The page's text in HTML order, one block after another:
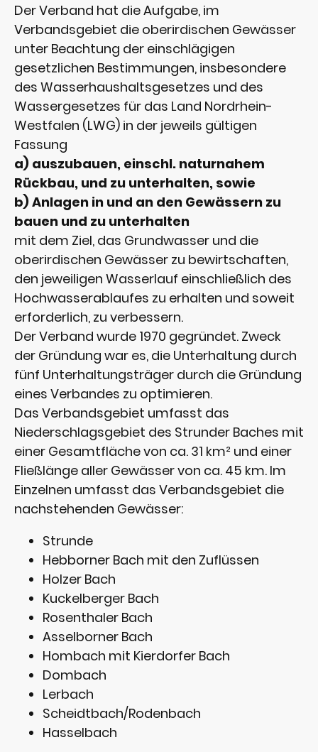
Der Verband hat die Aufgabe, im
Verbandsgebiet die oberirdischen Gewässer
unter Beachtung der einschlägigen
gesetzlichen Bestimmungen, insbesondere
des Wasserhaushaltsgesetzes und des
Wassergesetzes für das Land Nordrhein-
Westfalen (LWG) in der jeweils gültigen
Fassung
a) auszubauen, einschl. naturnahem
Rückbau, und zu unterhalten, sowie
b) Anlagen in und an den Gewässern zu
bauen und zu unterhalten
mit dem Ziel, das Grundwasser und die
oberirdischen Gewässer zu bewirtschaften,
den jeweiligen Wasserlauf einschließlich des
Hochwasserablaufes zu erhalten und soweit
erforderlich, zu verbessern.
Der Verband wurde 1970 gegründet. Zweck
der Gründung war es, die Unterhaltung durch
fünf Unterhaltungsträger durch die Gründung
eines Verbandes zu optimieren.
Das Verbandsgebiet umfasst das
Niederschlagsgebiet des Strunder Baches mit
einer Gesamtfläche von ca. 31 km² und einer
Fließlänge aller Gewässer von ca. 45 km. Im
Einzelnen umfasst das Verbandsgebiet die
nachstehenden Gewässer:
Strunde
Hebborner Bach mit den Zuflüssen
Holzer Bach
Kuckelberger Bach
Rosenthaler Bach
Asselborner Bach
Hombach mit Kierdorfer Bach
Dombach
Lerbach
Scheidtbach/Rodenbach
Hasselbach